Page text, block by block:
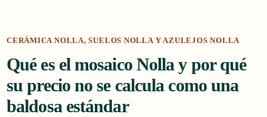
CERÁMICA NOLLA, SUELOS NOLLA Y AZULEJOS NOLLA
Qué es el mosaico Nolla y por qué
su precio no se calcula como una
baldosa estándar